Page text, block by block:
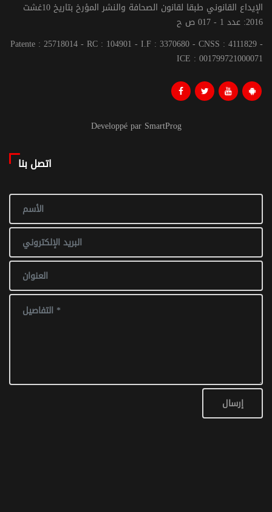
الإيداع القانوني طبقا لقانون الصحافة والنشر المؤرخ بتاريخ 10غشت
2016: عدد 1 - 017 ص ح
Patente : 25718014 - RC : 104901 - I.F : 3370680 - CNSS : 4111829 -
ICE : 001799721000071
Developpé par SmartProg
اتصل بنا